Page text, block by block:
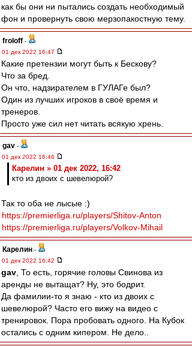
как бы они ни пытались создать необходимый
фон и провернуть свою мерзопакостную тему.
froloff -
01 дек 2022 16:47
Какие претензии могут быть к Бескову?
Что за бред.
Он что, надзирателем в ГУЛАГе был?
Один из лучших игроков в своё время и
тренеров.
Просто уже сил нет читать всякую хрень.
gav -
01 дек 2022 16:46
Карелин » 01 дек 2022, 16:42
кто из двоих с шевелюрой?
Так то оба не лысые :)
https://premierliga.ru/players/Shitov-Anton
https://premierliga.ru/players/Volkov-Mihail
Карелин -
01 дек 2022 16:42
gav , То есть, горячие головы Свинова из
аренды не вытащат? Ну, это бодрит.
Да фамилии-то я знаю - кто из двоих с
шевелюрой? Часто его вижу на видео с
тренировок. Пора пробовать одного. На Кубок
остались с одним кипером. Не дело..